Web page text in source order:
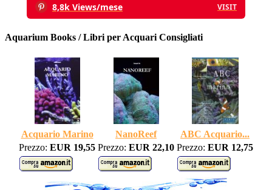
8,8k Views/mese VISIT
Aquarium Books / Libri per Acquari Consigliati
Acquario Marino NanoReef
ABC Acquario...
Prezzo: EUR 19,55 Prezzo: EUR 22,10 Prezzo: EUR 12,75